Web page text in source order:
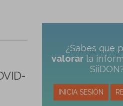
¿Sabes que
valorar la
INICIA SESIÓN